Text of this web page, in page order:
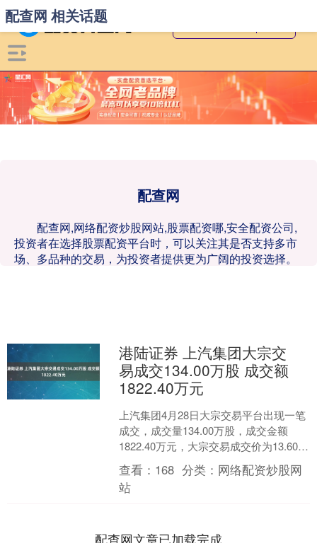
配查网
配查网,网络配资炒股网站,股票配资哪,安全配资公司,
投资者在选择股票配资平台时，可以关注其是否支持多市
场、多品种的交易，为投资者提供更为广阔的投资选择。
配查网 相关话题
港陆证券 上汽集团大宗交
易成交134.00万股 成交额
1822.40万元
上汽集团4月28日大宗交易平台出现一笔
成交，成交量134.00万股，成交金额
1822.40万元，大宗交易成交价为13.60
元。该笔交易的买方营业部为中信证券
股份....
查看： 168 分类： 网络配资炒股网
站
配查网文章已加载完成